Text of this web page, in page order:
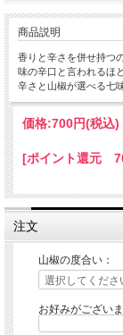
商品説明
香りと辛さを併せ持つ
味の辛口と言われるほ
辛さと山椒が選べる
価格:700円(税込)
[ポイント還元
注文
山椒の度合い：
お好みがござい